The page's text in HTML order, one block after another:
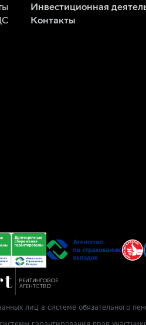
Инвестиционная
Контакты
лиц в системе обязательного